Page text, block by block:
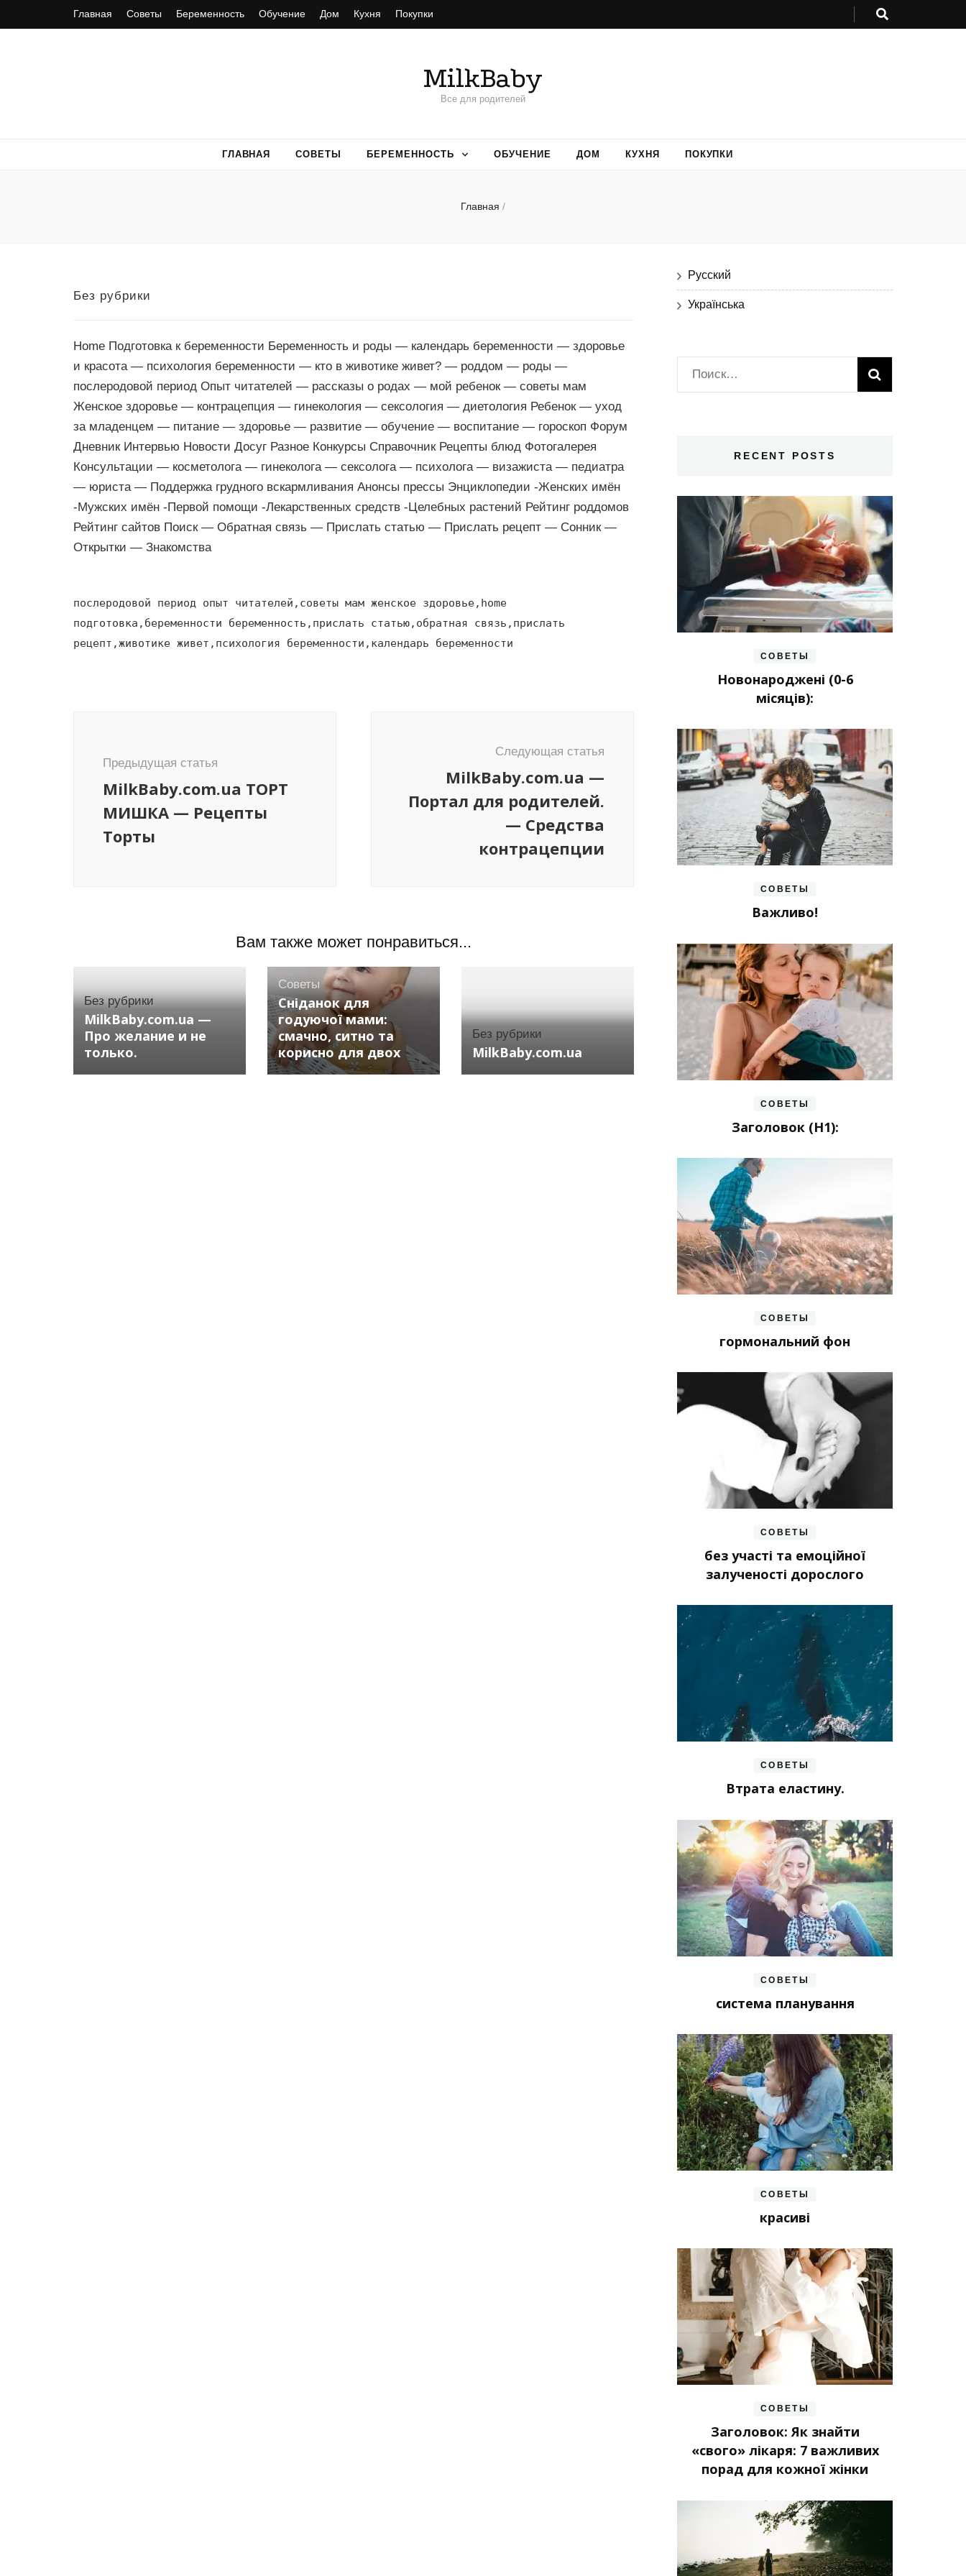
Главная Советы Беременность Обучение Дом Кухня Покупки
MilkBaby
Все для родителей
ГЛАВНАЯ СОВЕТЫ БЕРЕМЕННОСТЬ ОБУЧЕНИЕ ДОМ КУХНЯ ПОКУПКИ
Главная /
Без рубрики
Home Подготовка к беременности Беременность и роды — календарь беременности — здоровье
и красота — психология беременности — кто в животике живет? — роддом — роды —
послеродовой период Опыт читателей — рассказы о родах — мой ребенок — советы мам
Женское здоровье — контрацепция — гинекология — сексология — диетология Ребенок — уход
за младенцем — питание — здоровье — развитие — обучение — воспитание — гороскоп Форум
Дневник Интервью Новости Досуг Разное Конкурсы Справочник Рецепты блюд Фотогалерея
Консультации — косметолога — гинеколога — сексолога — психолога — визажиста — педиатра
— юриста — Поддержка грудного вскармливания Анонсы прессы Энциклопедии -Женских имён
-Мужских имён -Первой помощи -Лекарственных средств -Целебных растений Рейтинг роддомов
Рейтинг сайтов Поиск — Обратная связь — Прислать статью — Прислать рецепт — Сонник —
Открытки — Знакомства
послеродовой период опыт читателей,советы мам женское здоровье,home
подготовка,беременности беременность,прислать статью,обратная связь,прислать
рецепт,животике живет,психология беременности,календарь беременности
записям
Предыдущая статья
MilkBaby.com.ua ТОРТ
МИШКА — Рецепты
Торты
Следующая статья
MilkBaby.com.ua —
Портал для родителей.
— Средства
контрацепции
Вам также может понравиться...
Без рубрики
MilkBaby.com.ua —
Про желание и не
только.
Советы
Сніданок для
годуючої мами:
смачно, ситно та
корисно для двох
Без рубрики
MilkBaby.com.ua
Русский
Українська
Найти:
RECENT POSTS
СОВЕТЫ
Новонароджені (0-6
місяців):
СОВЕТЫ
Важливо!
СОВЕТЫ
Заголовок (H1):
СОВЕТЫ
гормональний фон
СОВЕТЫ
без участі та емоційної
залученості дорослого
СОВЕТЫ
Втрата еластину.
СОВЕТЫ
система планування
СОВЕТЫ
красиві
СОВЕТЫ
Заголовок: Як знайти
«свого» лікаря: 7 важливих
порад для кожної жінки